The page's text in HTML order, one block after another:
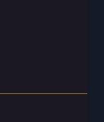
IN NEUEM TAB)